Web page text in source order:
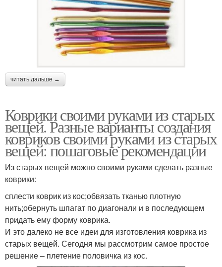
читать дальше →
Коврики своими руками из старых
вещей. Разные варианты создания
ковриков своими руками из старых
вещей: пошаговые рекомендации
Из старых вещей можно своими руками сделать разные
коврики:
сплести коврик из кос;обвязать тканью плотную
нить;обернуть шпагат по диагонали и в последующем
придать ему форму коврика.
И это далеко не все идеи для изготовления коврика из
старых вещей. Сегодня мы рассмотрим самое простое
решение – плетение половичка из кос.